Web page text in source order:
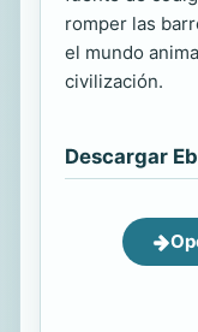
romper las
el mundo
civilización.
Descargar